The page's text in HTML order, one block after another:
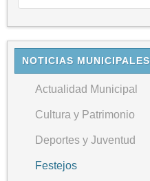
NOTICIAS MUNICIPALES
Actualidad Municipal
Cultura y Patrimonio
Deportes y Juventud
Festejos